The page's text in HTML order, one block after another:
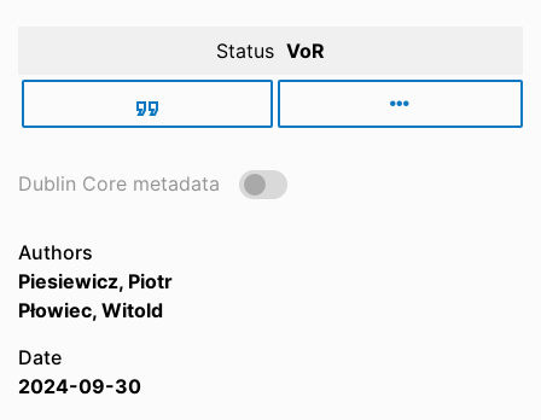
Status VoR
Dublin Core metadata
Authors
Piesiewicz, Piotr
Płowiec, Witold
Date
2024-09-30